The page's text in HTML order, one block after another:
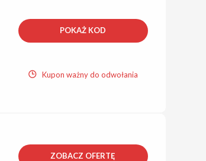
POKAŻ KOD
Kupon ważny do odwołania
ZOBACZ OFERTĘ